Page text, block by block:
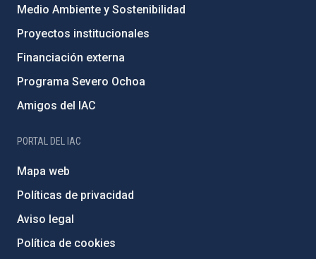
Medio Ambiente y Sostenibilidad
Proyectos institucionales
Financiación externa
Programa Severo Ochoa
Amigos del IAC
PORTAL DEL IAC
Mapa web
Políticas de privacidad
Aviso legal
Política de cookies